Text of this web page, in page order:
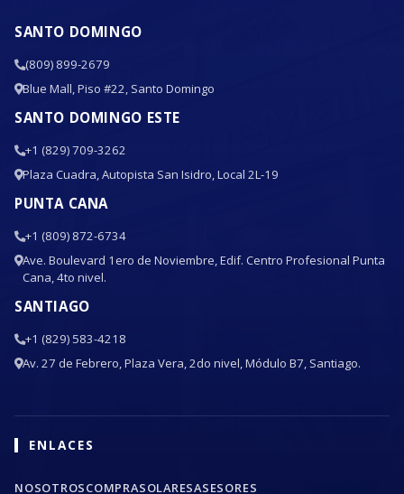
SANTO DOMINGO
(809) 899-2679
Blue Mall, Piso #22, Santo Domingo
SANTO DOMINGO ESTE
+1 (829) 709-3262
Plaza Cuadra, Autopista San Isidro, Local 2L-19
PUNTA CANA
+1 (809) 872-6734
Ave. Boulevard 1ero de Noviembre, Edif. Centro Profesional Punta
Cana, 4to nivel.
SANTIAGO
+1 (829) 583-4218
Av. 27 de Febrero, Plaza Vera, 2do nivel, Módulo B7, Santiago.
ENLACES
NOSOTROSCOMPRASOLARESASESORES